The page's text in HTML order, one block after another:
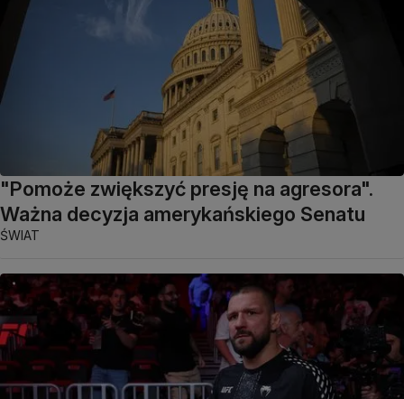
"Pomoże zwiększyć presję na agresora".
Ważna decyzja amerykańskiego Senatu
ŚWIAT